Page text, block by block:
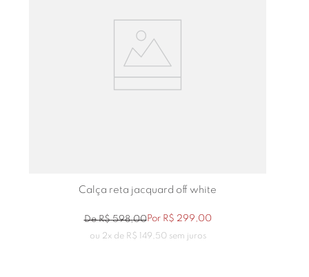
Calça reta jacquard off white
DeR$ 598,00Por R$ 299,00
ou 2x de R$ 149 50sem juros